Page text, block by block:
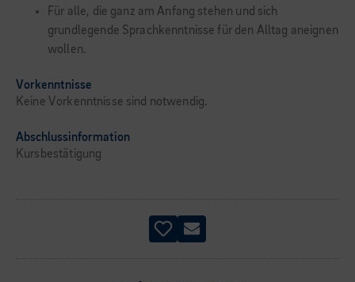
Für alle, die ganz am Anfang stehen und sich
grundlegende Sprachkenntnisse für den Alltag aneignen
wollen.
Vorkenntnisse
Keine Vorkenntnisse sind notwendig.
Abschlussinformation
Kursbestätigung